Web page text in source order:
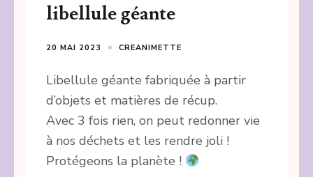
libellule géante
20 MAI 2023 CREANIMETTE
Libellule géante fabriquée à partir
d’objets et matières de récup.
Avec 3 fois rien, on peut redonner vie
à nos déchets et les rendre joli !
Protégeons la planète !